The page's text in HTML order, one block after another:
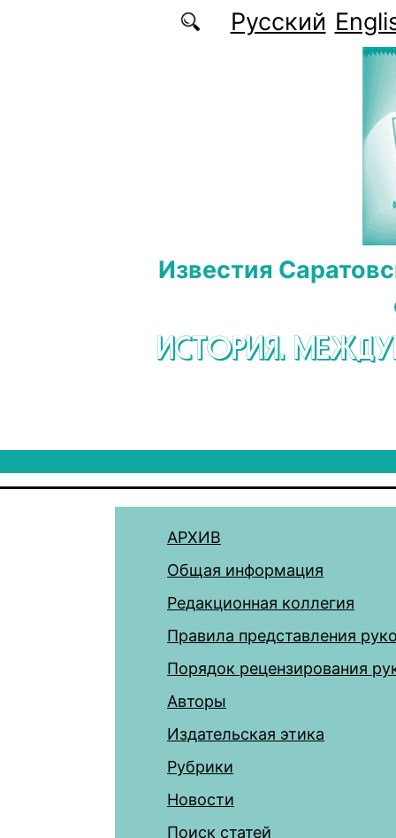
Перейти к основному содержаниюРусский
Известия
ИСТОРИЯ.
АРХИВ
Общая информация
Редакционная коллегия
Правила представления
Порядок рецензирования
Авторы
Издательская этика
Рубрики
Новости
Поиск статей